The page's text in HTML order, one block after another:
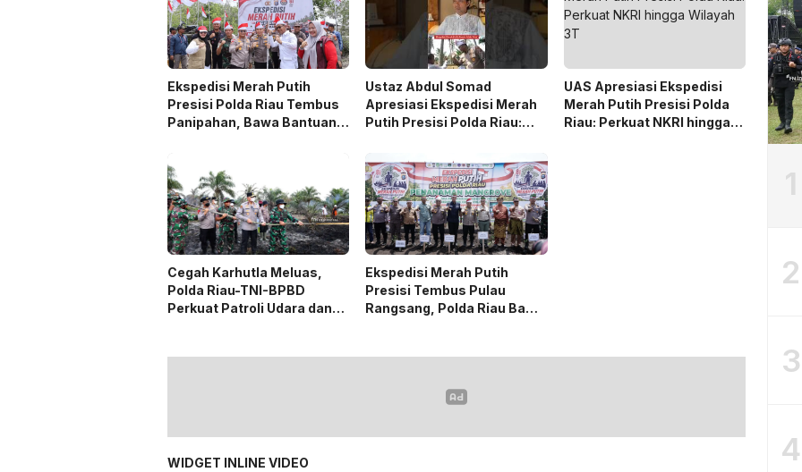
Ekspedisi Merah Putih
Presisi Polda Riau Tembus
Panipahan, Bawa Bantuan
Ustaz Abdul Somad
Apresiasi Ekspedisi Merah
Putih Presisi Polda Riau:
Wilayah 3T
UAS Apresiasi Ekspedisi
Merah Putih Presisi Polda
Riau: Perkuat NKRI hingga
Cegah Karhutla Meluas,
Polda Riau-TNI-BPBD
Perkuat Patroli Udara dan
Ekspedisi Merah Putih
Presisi Tembus Pulau
Rangsang, Polda Riau Bawa
WIDGET INLINE VIDEO
1
2
3
4